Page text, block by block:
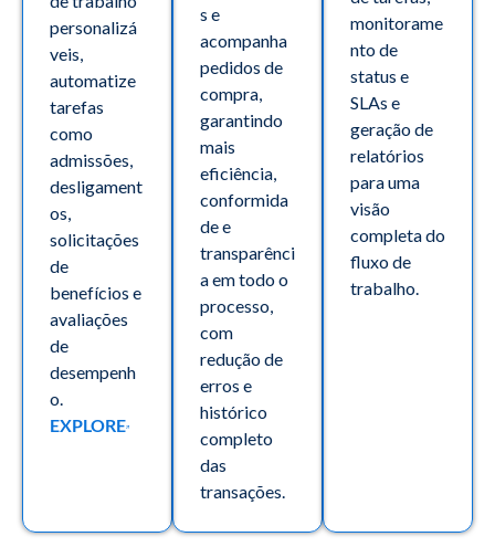
personalizá
veis,
automatize
tarefas
como
admissões,
desligament
os,
solicitações
de
benefícios e
avaliações
de
desempenh
o.
EXPLORE
s e
acompanha
pedidos de
compra,
garantindo
mais
eficiência,
conformida
de e
transparênci
a em todo o
processo,
com
redução de
erros e
histórico
completo
das
transações.
monitorame
nto de
status e
SLAs e
geração de
relatórios
para uma
visão
completa do
fluxo de
trabalho.